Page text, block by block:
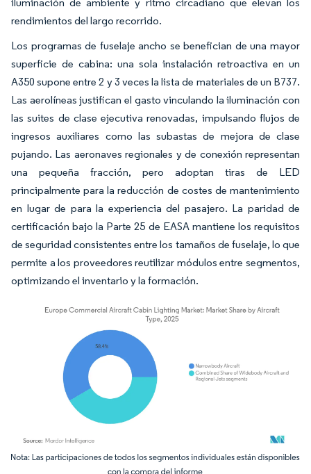
rendimientos del largo recorrido.
Los programas de fuselaje ancho se benefician de una mayor
superficie de cabina: una sola instalación retroactiva en un
A350 supone entre 2 y 3 veces la lista de materiales de un B737.
Las aerolíneas justifican el gasto vinculando la iluminación con
las suites de clase ejecutiva renovadas, impulsando flujos de
ingresos auxiliares como las subastas de mejora de clase
pujando. Las aeronaves regionales y de conexión representan
una pequeña fracción, pero adoptan tiras de LED
principalmente para la reducción de costes de mantenimiento
en lugar de para la experiencia del pasajero. La paridad de
certificación bajo la Parte 25 de EASA mantiene los requisitos
de seguridad consistentes entre los tamaños de fuselaje, lo que
permite a los proveedores reutilizar módulos entre segmentos,
optimizando el inventario y la formación.
Imagen © Mordor Intelligence. El uso requiere atribución según CC BY 4.0.